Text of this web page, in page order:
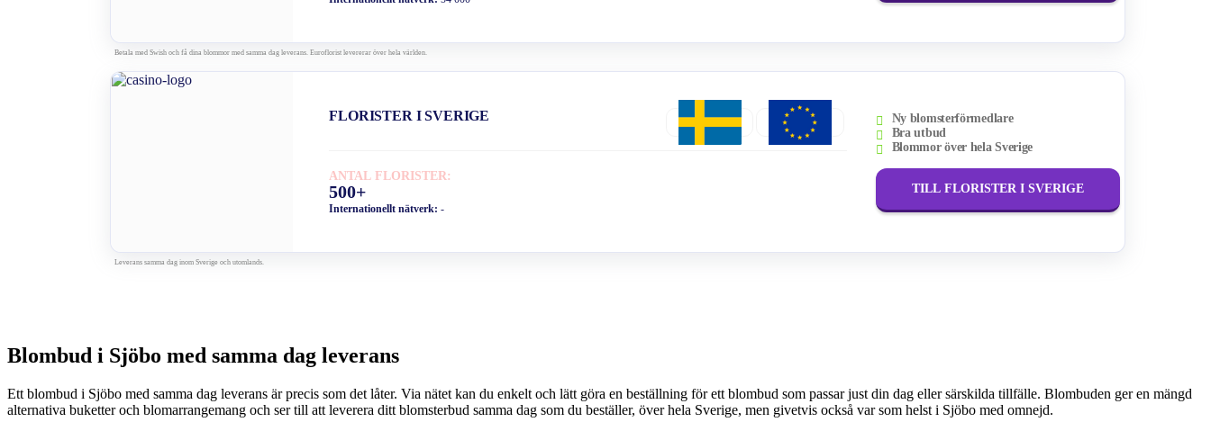
Betala med Swish och få dina blommor med samma dag leverans. Euroflorist levererar över hela världen.
FLORISTER I SVERIGE
ANTAL FLORISTER:
500+
Internationellt nätverk:-
Ny blomsterförmedlare
Bra utbud
Blommor över hela Sverige
TILL FLORISTER I SVERIGE
Leverans samma dag inom Sverige och utomlands.
Blombud i Sjöbo med samma dag leverans
Ett blombud i Sjöbo med samma dag leverans är precis som det låter. Via nätet kan du enkelt och lätt göra en beställning för ett blombud som passar just din dag eller särskilda tillfälle. Blombuden ger en mängd
alternativa buketter och blomarrangemang och ser till att leverera ditt blomsterbud samma dag som du beställer, över hela Sverige, men givetvis också var som helst i Sjöbo med omnejd.